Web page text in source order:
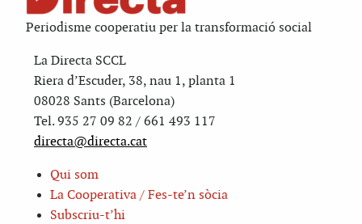
Periodisme cooperatiu per la transformació social
La Directa SCCL
Riera d’Escuder, 38, nau 1, planta 1
08028 Sants (Barcelona)
Tel. 935 27 09 82 / 661 493 117
directa@directa.cat
Qui som
La Cooperativa / Fes-te’n sòcia
Subscriu-t’hi